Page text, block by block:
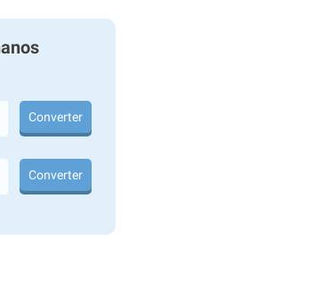
Converter
Converter